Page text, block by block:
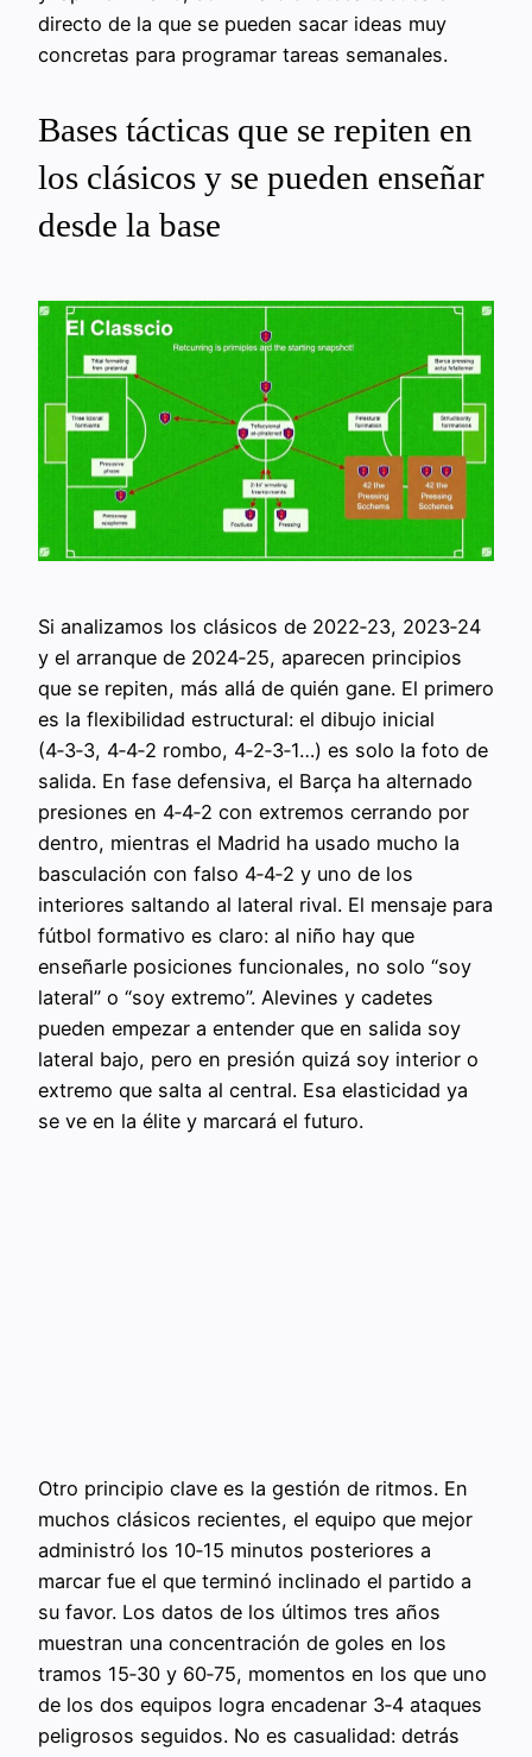
directo de la que se pueden sacar ideas muy
concretas para programar tareas semanales.
Bases tácticas que se repiten en
los clásicos y se pueden enseñar
desde la base
Si analizamos los clásicos de 2022‑23, 2023‑24
y el arranque de 2024‑25, aparecen principios
que se repiten, más allá de quién gane. El primero
es la flexibilidad estructural: el dibujo inicial
(4‑3‑3, 4‑4‑2 rombo, 4‑2‑3‑1…) es solo la foto de
salida. En fase defensiva, el Barça ha alternado
presiones en 4‑4‑2 con extremos cerrando por
dentro, mientras el Madrid ha usado mucho la
basculación con falso 4‑4‑2 y uno de los
interiores saltando al lateral rival. El mensaje para
fútbol formativo es claro: al niño hay que
enseñarle posiciones funcionales, no solo “soy
lateral” o “soy extremo”. Alevines y cadetes
pueden empezar a entender que en salida soy
lateral bajo, pero en presión quizá soy interior o
extremo que salta al central. Esa elasticidad ya
se ve en la élite y marcará el futuro.
Otro principio clave es la gestión de ritmos. En
muchos clásicos recientes, el equipo que mejor
administró los 10‑15 minutos posteriores a
marcar fue el que terminó inclinado el partido a
su favor. Los datos de los últimos tres años
muestran una concentración de goles en los
tramos 15‑30 y 60‑75, momentos en los que uno
de los dos equipos logra encadenar 3‑4 ataques
peligrosos seguidos. No es casualidad: detrás